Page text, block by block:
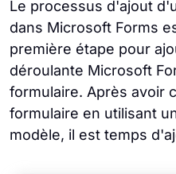
Le processus d'ajout
dans Microsoft Forms
première étape pour
déroulante Microsoft
formulaire. Après avoir
formulaire en utilisant
modèle, il est temps